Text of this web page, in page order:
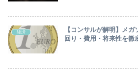
経済
【コンサルが解明】メ
回り・費用・将来性を徹